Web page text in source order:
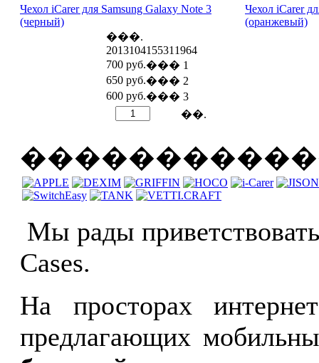
Чехол iCarer для Samsung Galaxy Note 3
(черный)
���.
2013104155311964
700 руб.��� 1
650 руб.��� 2
600 руб.��� 3
��.
Чехол iCarer
(оранжевый)
Мы рады
Cases.
На просторах
предлагающих